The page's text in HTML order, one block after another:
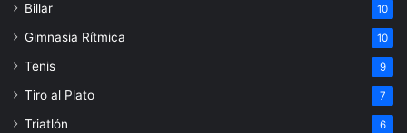
Billar 10
Gimnasia Rítmica 10
Tenis 9
Tiro al Plato 7
Triatlón 6